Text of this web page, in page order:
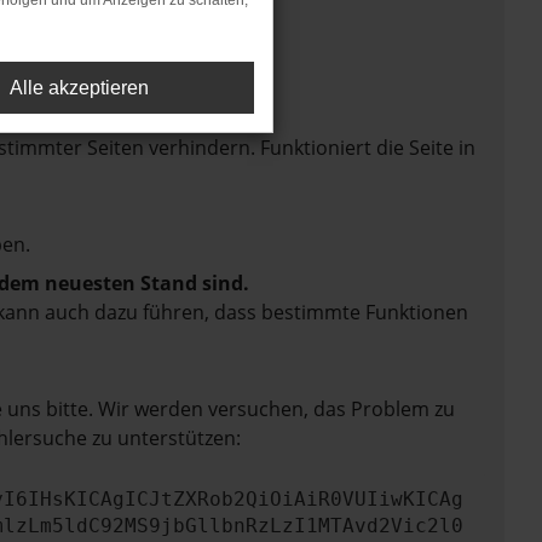
Seiten verhindern. Funktioniert die Seite in
neuesten Stand sind.
auch dazu führen, dass bestimmte Funktionen
bitte. Wir werden versuchen, das Problem zu
zu unterstützen:
Alle akzeptieren